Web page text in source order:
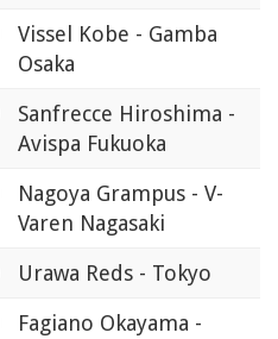
Vissel Kobe - Gamba
Osaka
Sanfrecce Hiroshima -
Avispa Fukuoka
Nagoya Grampus - V-
Varen Nagasaki
Urawa Reds - Tokyo
Fagiano Okayama -